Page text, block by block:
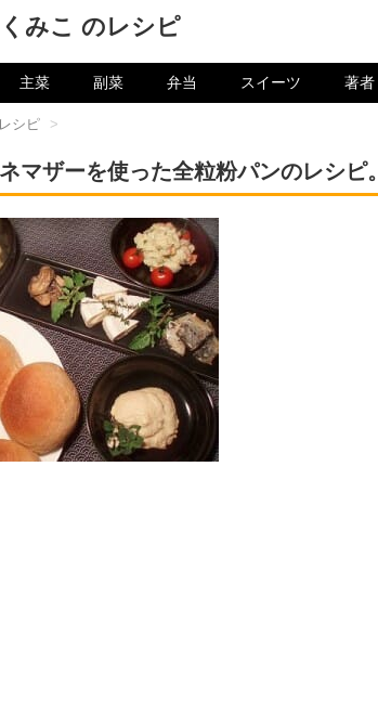
みこ のレシピ
主菜 副菜 弁当 スイーツ 著者
シピ >
マザーを使った全粒粉パンのレシピ。